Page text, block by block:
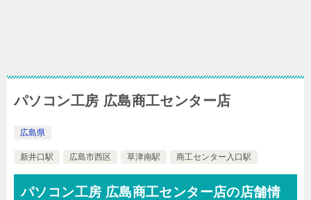
パソコン工房 広島商工センター店
広島県
新井口駅 広島市西区 草津南駅 商工センター入口駅
パソコン工房 広島商工センター店の店舗情